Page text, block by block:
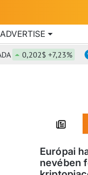
ADVERTISE
0,202$ +7,23%
Európai
nevében